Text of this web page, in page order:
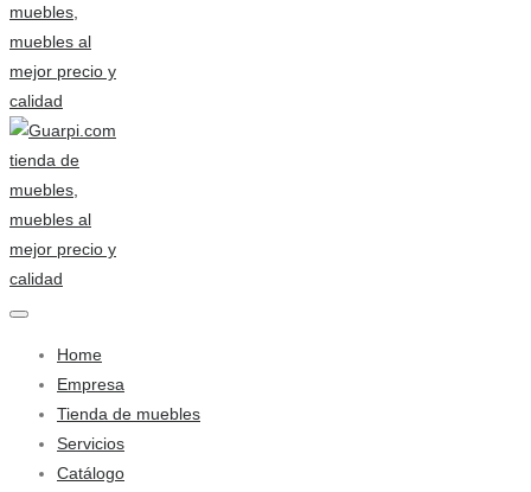
Home
Empresa
Tienda de muebles
Servicios
Catálogo